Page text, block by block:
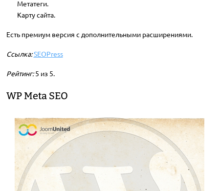
Метатеги.
Карту сайта.
Есть премиум версия с дополнительными расширениями.
Ссылка:SEOPress
Рейтинг:5 из 5.
WP Meta SEO